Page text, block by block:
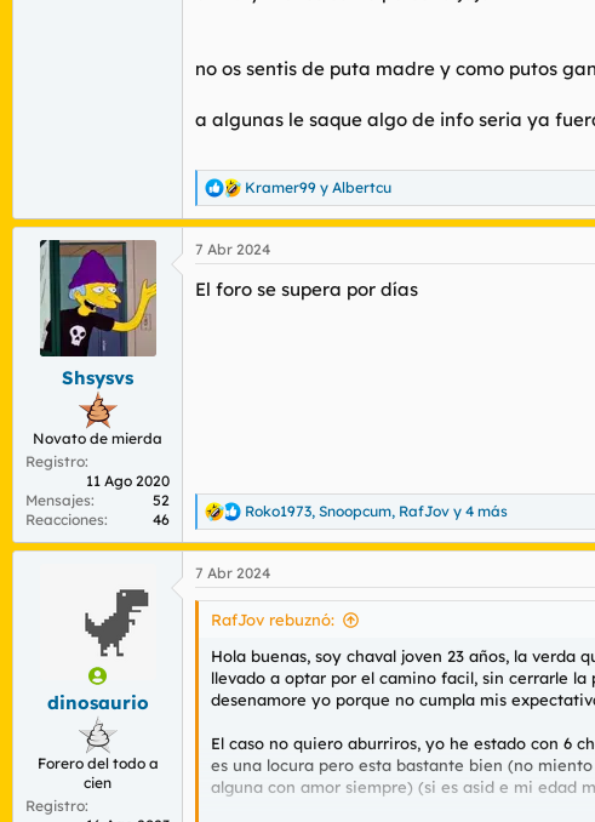
no os sentis de puta madre y como putos
a algunas le saque algo de info seria ya
R
e
a
c
i
Kramer99 y Albertcu
Shsysvs
Novato de mierda
Registro
11 Ago 2020
Mensajes
52
Reacciones
46
7 Abr 2024
El foro se supera por días
R
e
a
c
c
Roko1973, Snoopcum, RafJov y 4 más
dinosaurio
Forero del todo a
cien
Registro
7 Abr 2024
RafJov rebuznó:
Hola buenas, soy chaval joven 23 años, la verda
llevado a optar por el camino facil, sin cerrarle
desenamore yo porque no cumpla mis
El caso no quiero aburriros, yo he estado con 6
es una locura pero esta bastante bien (no
alguna con amor siempre) (si es asid e mi edad